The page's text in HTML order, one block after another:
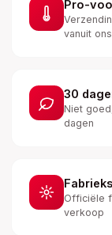
Pro-
vanuit
30
Niet
dagen
Officiële
verkoop